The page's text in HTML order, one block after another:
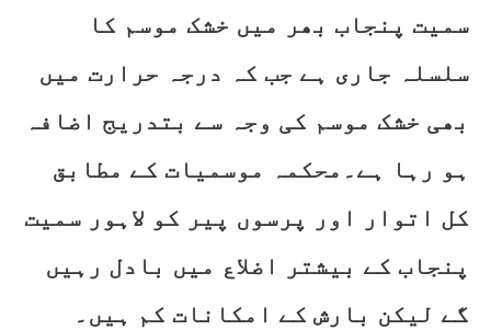
سمیت پنجاب بھر میں خشک موسم کا
سلسلہ جاری ہے جب کہ درجہ حرارت میں
بھی خشک موسم کی وجہ سے بتدریج اضافہ
ہو رہا ہے۔محکمہ موسمیات کے مطابق
کل اتوار اور پرسوں پیر کو لاہور سمیت
پنجاب کے بیشتر اضلاع میں بادل رہیں
گے لیکن بارش کے امکانات کم ہیں۔